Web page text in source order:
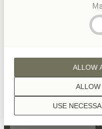
USE
ALLOW
ALLOW
nyaTisch
KONTAKT
TEAM 7 Ingolstadt by